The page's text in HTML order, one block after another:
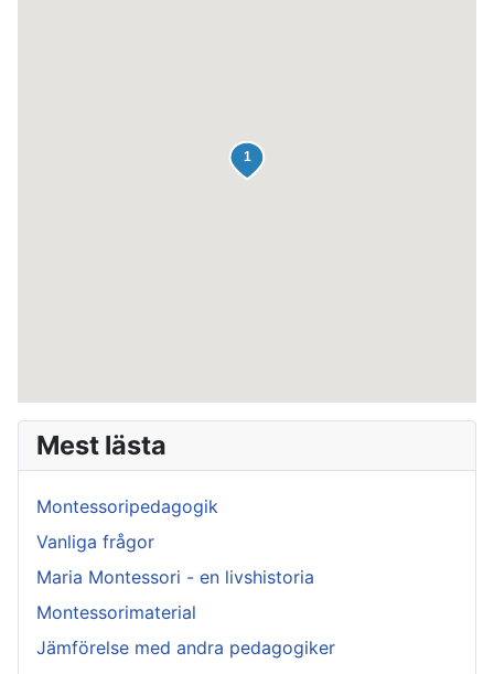
Mest lästa
Montessoripedagogik
Vanliga frågor
Maria Montessori - en livshistoria
Montessorimaterial
Jämförelse med andra pedagogiker